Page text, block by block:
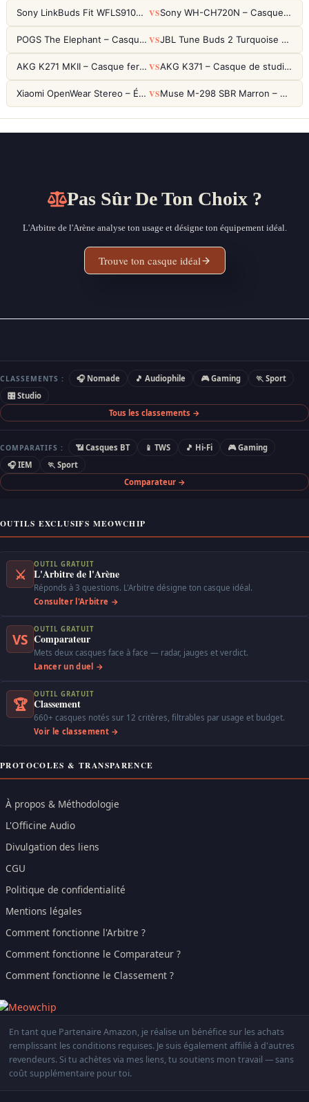
Sony LinkBuds Fit WFLS910NW Blanc – Écouteurs Sport Ailes ANC VS Sony WH-CH720N – Casque ANC 35h, Ultra-léger (192g) avec Processeur V1
POGS The Elephant – Casque Filaire Enfants 85dB POGS-Safe™ (Éco-Responsable) VS JBL Tune Buds 2 Turquoise – Écouteurs True Wireless avec ANC et autonomie 48h
AKG K271 MKII – Casque fermé studio fiable pour une écoute neutre VS AKG K371 – Casque de studio fermé 50mm titane, réponse 5Hz-50kHz
Xiaomi OpenWear Stereo – Écouteurs Open-Ear Hi-Res avec réduction de fuite sonore VS Muse M-298 SBR Marron – Casque Bluetooth ANC avec 66h d'autonomie
Pas Sûr De Ton Choix ?
L'Arbitre de l'Arène analyse ton usage et désigne ton équipement idéal.
Trouve ton casque idéal
CLASSEMENTS : 🎧 Nomade 🎵 Audiophile 🎮 Gaming
🏃 Sport
🎛 Studio
Tous les classements →
COMPARATIFS : 📶 Casques BT 📱 TWS 🎵 Hi-Fi
🎮 Gaming
🎧 IEM
🏃 Sport
Comparateur →
OUTILS EXCLUSIFS MEOWCHIP
⚔
OUTIL GRATUIT
L'Arbitre de l'Arène
Réponds à 3 questions. L'Arbitre désigne ton casque idéal.
Consulter l'Arbitre →
VS
OUTIL GRATUIT
Comparateur
Mets deux casques face à face — radar, jauges et verdict.
Lancer un duel →
🏆
OUTIL GRATUIT
Classement
660+ casques notés sur 12 critères, filtrables par usage et budget.
Voir le classement →
PROTOCOLES & TRANSPARENCE
À propos & Méthodologie
L'Officine Audio
Divulgation des liens
CGU
Politique de confidentialité
Mentions légales
Comment fonctionne l'Arbitre ?
Comment fonctionne le Comparateur ?
Comment fonctionne le Classement ?
En tant que Partenaire Amazon, je réalise un bénéfice sur les achats
remplissant les conditions requises. Je suis également affilié à d'autres
revendeurs. Si tu achètes via mes liens, tu soutiens mon travail — sans
coût supplémentaire pour toi.